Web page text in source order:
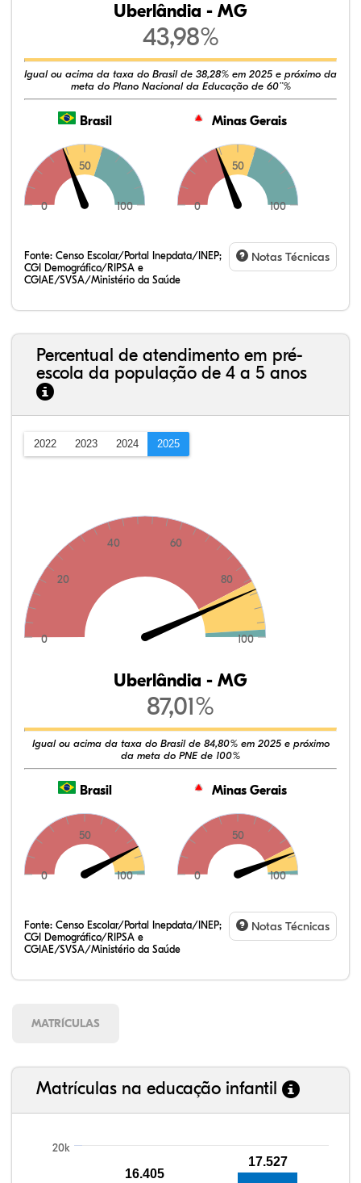
Uberlândia - MG
43,98%
Igual ou acima da taxa do Brasil de 38,28% em 2025 e próximo da
meta do Plano Nacional da Educação de 60¨%
Brasil
0
50
100
Minas Gerais
0
50
100
Fonte: Censo Escolar/Portal Inepdata/INEP;
CGI Demográfico/RIPSA e
CGIAE/SVSA/Ministério da Saúde
Notas Técnicas
Percentual de atendimento em pré-
escola da população de 4 a 5 anos
2022 2023 2024 2025
0
20
40 60
80
100
Uberlândia - MG
87,01%
Igual ou acima da taxa do Brasil de 84,80% em 2025 e próximo
da meta do PNE de 100%
Brasil
0
50
100
Minas Gerais
0
50
100
Fonte: Censo Escolar/Portal Inepdata/INEP;
CGI Demográfico/RIPSA e
CGIAE/SVSA/Ministério da Saúde
Notas Técnicas
MATRÍCULAS
Matrículas na educação infantil
20k
16.405
17.527